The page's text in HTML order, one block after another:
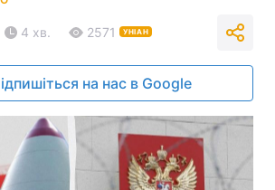
4 хв. 2571 УНІАН
на нас в Google